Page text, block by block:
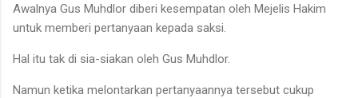
Awalnya Gus Muhdlor diberi kesempatan oleh Mejelis Hakim
untuk memberi pertanyaan kepada saksi.
Hal itu tak di sia-siakan oleh Gus Muhdlor.
Namun ketika melontarkan pertanyaannya tersebut cukup